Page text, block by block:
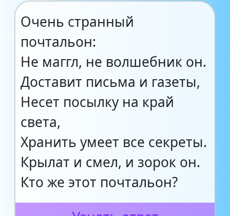
Очень странный
почтальон:
Не маггл, не волшебник он.
Доставит письма и газеты,
Несет посылку на край
света,
Хранить умеет все секреты.
Крылат и смел, и зорок он.
Кто же этот почтальон?